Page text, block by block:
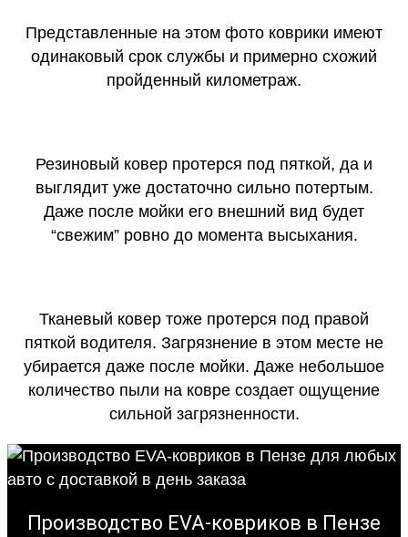
Представленные на этом фото коврики имеют
одинаковый срок службы и примерно схожий
пройденный километраж.
Резиновый ковер протерся под пяткой, да и
выглядит уже достаточно сильно потертым.
Даже после мойки его внешний вид будет
“свежим” ровно до момента высыхания.
Тканевый ковер тоже протерся под правой
пяткой водителя. Загрязнение в этом месте не
убирается даже после мойки. Даже небольшое
количество пыли на ковре создает ощущение
сильной загрязненности.
Производство EVA-ковриков в Пензе